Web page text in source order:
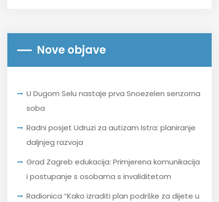
Nove objave
U Dugom Selu nastaje prva Snoezelen senzorna
soba
Radni posjet Udruzi za autizam Istra: planiranje
daljnjeg razvoja
Grad Zagreb edukacija: Primjerena komunikacija
i postupanje s osobama s invaliditetom
Radionica “Kako izraditi plan podrške za dijete u